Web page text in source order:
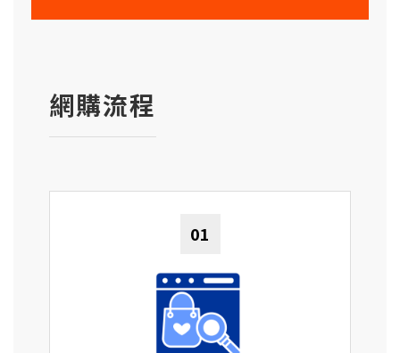
網購流程
01